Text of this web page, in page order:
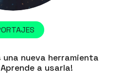
una nueva herramienta
a usarla!